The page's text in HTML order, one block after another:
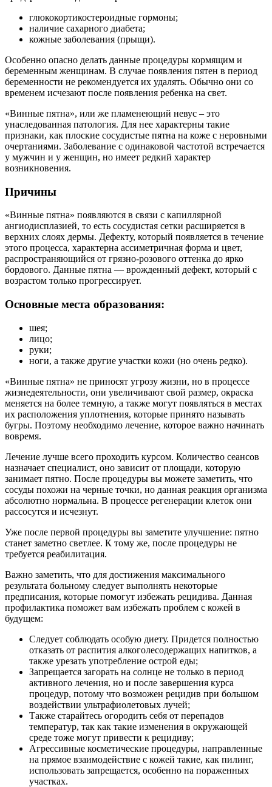
глюкокортикостероидные гормоны;
наличие сахарного диабета;
кожные заболевания (прыщи).
Особенно опасно делать данные процедуры кормящим и
беременным женщинам. В случае появления пятен в период
беременности не рекомендуется их удалять. Обычно они со
временем исчезают после появления ребенка на свет.
«Винные пятна», или же пламенеющий невус – это
унаследованная патология. Для нее характерны такие
признаки, как плоские сосудистые пятна на коже с неровными
очертаниями. Заболевание с одинаковой частотой встречается
у мужчин и у женщин, но имеет редкий характер
возникновения.
Причины
«Винные пятна» появляются в связи с капиллярной
ангиодисплазией, то есть сосудистая сетки расширяется в
верхних слоях дермы. Дефекту, который появляется в течение
этого процесса, характерна ассиметричная форма и цвет,
распространяющийся от грязно-розового оттенка до ярко
бордового. Данные пятна — врожденный дефект, который с
возрастом только прогрессирует.
Основные места образования:
шея;
лицо;
руки;
ноги, а также другие участки кожи (но очень редко).
«Винные пятна» не приносят угрозу жизни, но в процессе
жизнедеятельности, они увеличивают свой размер, окраска
меняется на более темную, а также могут появляться в местах
их расположения уплотнения, которые принято называть
бугры. Поэтому необходимо лечение, которое важно начинать
вовремя.
Лечение лучше всего проходить курсом. Количество сеансов
назначает специалист, оно зависит от площади, которую
занимает пятно. После процедуры вы можете заметить, что
сосуды похожи на черные точки, но данная реакция организма
абсолютно нормальна. В процессе регенерации клеток они
рассосутся и исчезнут.
Уже после первой процедуры вы заметите улучшение: пятно
станет заметно светлее. К тому же, после процедуры не
требуется реабилитация.
Важно заметить, что для достижения максимального
результата больному следует выполнять некоторые
предписания, которые помогут избежать рецидива. Данная
профилактика поможет вам избежать проблем с кожей в
будущем:
Следует соблюдать особую диету. Придется полностью
отказать от распития алкоголесодержащих напитков, а
также урезать употребление острой еды;
Запрещается загорать на солнце не только в период
активного лечения, но и после завершения курса
процедур, потому что возможен рецидив при большом
воздействии ультрафиолетовых лучей;
Также старайтесь огородить себя от перепадов
температур, так как такие изменения в окружающей
среде тоже могут привести к рецидиву;
Агрессивные косметические процедуры, направленные
на прямое взаимодействие с кожей такие, как пилинг,
использовать запрещается, особенно на пораженных
участках.